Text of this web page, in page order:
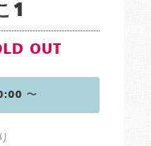
1
OUT
〜